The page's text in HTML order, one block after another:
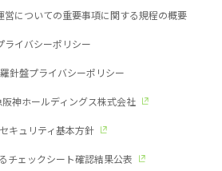
営についての重要事項に関する規程の概要
ライバシーポリシー
針盤プライバシーポリシー
神ホールディングス株式会社
キュリティ基本方針
チェックシート確認結果公表